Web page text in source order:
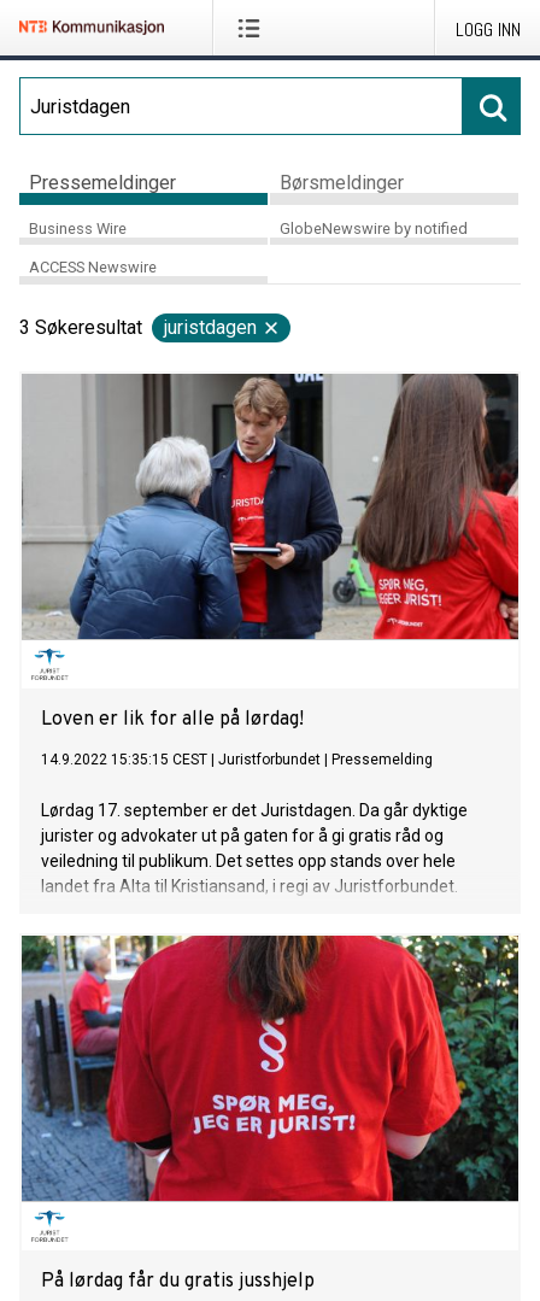
LOGG INN
Pressemeldinger Børsmeldinger
Business Wire GlobeNewswire by notified
ACCESS Newswire
3 Søkeresultat juristdagen
Loven er lik for alle på lørdag!
14.9.2022 15:35:15 CEST Juristforbundet Pressemelding
Lørdag 17. september er det Juristdagen. Da går dyktige
jurister og advokater ut på gaten for å gi gratis råd og
veiledning til publikum. Det settes opp stands over hele
landet fra Alta til Kristiansand, i regi av Juristforbundet.
På lørdag får du gratis jusshjelp